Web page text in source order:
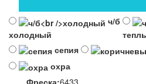
ч/б
холодный
сепия
охра